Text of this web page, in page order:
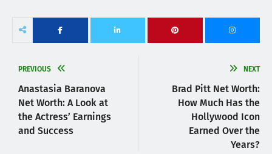
PREVIOUS
Anastasia Baranova
Net Worth: A Look at
the Actress’ Earnings
and Success
NEXT
Brad Pitt Net Worth:
How Much Has the
Hollywood Icon
Earned Over the
Years?